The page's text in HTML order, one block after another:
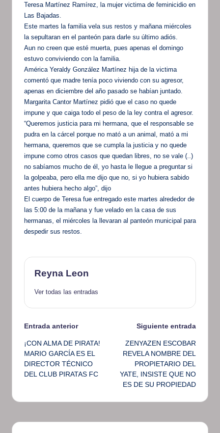
Teresa Martínez Ramírez, la mujer victima de feminicidio en
Las Bajadas.
Este martes la familia vela sus restos y mañana miércoles
la sepultaran en el panteón para darle su último adiós.
Aun no creen que esté muerta, pues apenas el domingo
estuvo conviviendo con la familia.
América Yeraldy González Martínez hija de la victima
comentó que madre tenía poco viviendo con su agresor,
apenas en diciembre del año pasado se habían juntado.
Margarita Cantor Martínez pidió que el caso no quede
impune y que caiga todo el peso de la ley contra el agresor.
“Queremos justicia para mi hermana, que el responsable se
pudra en la cárcel porque no mató a un animal, mató a mi
hermana, queremos que se cumpla la justicia y no quede
impune como otros casos que quedan libres, no se vale (..)
no sabíamos mucho de él, yo hasta le llegue a preguntar si
la golpeaba, pero ella me dijo que no, si yo hubiera sabido
antes hubiera hecho algo”, dijo
El cuerpo de Teresa fue entregado este martes alrededor de
las 5:00 de la mañana y fue velado en la casa de sus
hermanas, el miércoles la llevaran al panteón municipal para
despedir sus restos.
Reyna Leon
Ver todas las entradas
Navegación
de
entradas
Entrada anterior
¡CON ALMA DE PIRATA!
MARIO GARCÍA ES EL
DIRECTOR TÉCNICO
DEL CLUB PIRATAS FC
Siguiente entrada
ZENYAZEN ESCOBAR
REVELA NOMBRE DEL
PROPIETARIO DEL
YATE, INSISTE QUE NO
ES DE SU PROPIEDAD